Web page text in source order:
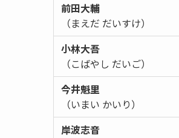
前田大輔
（まえだ だいすけ）
小林大吾
（こばやし だいご）
今井魁里
（いまい かいり）
岸波志音